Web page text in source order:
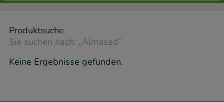
Produktsuche
Sie suchen nach: „Almased“
Keine Ergebnisse gefunden.